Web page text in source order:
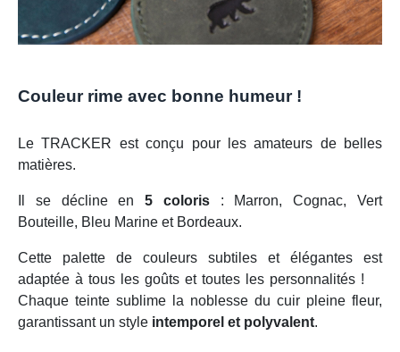
Couleur rime avec bonne humeur !
Le TRACKER est conçu pour les amateurs de belles
matières.
Il se décline en5 coloris: Marron, Cognac, Vert
Bouteille, Bleu Marine et Bordeaux.
Cette palette de couleurs subtiles et élégantes est
adaptée à tous les goûts et toutes les personnalités !
Chaque teinte sublime la noblesse du cuir pleine fleur,
garantissant un style intemporel et polyvalent.